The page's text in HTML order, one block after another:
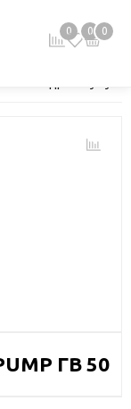
0 0 0
ГВ 50